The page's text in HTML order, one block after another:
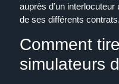
auprès d’un
de ses différents contrats.
Comment
simulateurs